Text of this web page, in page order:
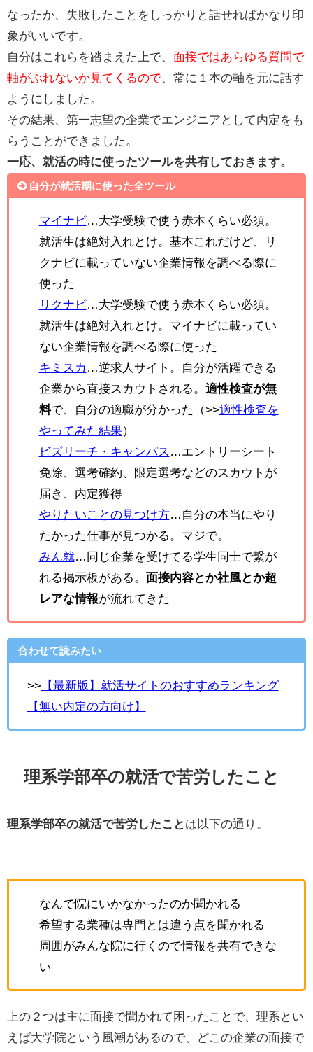
なったか、失敗したことをしっかりと話せればかなり印
象がいいです。
自分はこれらを踏まえた上で、 面接ではあらゆる質問で
軸がぶれないか見てくるので、常に１本の軸を元に話す
ようにしました。
その結果、第一志望の企業でエンジニアとして内定をも
らうことができました。
一応、就活の時に使ったツールを共有しておきます。
自分が就活期に使った全ツール
マイナビ…大学受験で使う赤本くらい必須。
就活生は絶対入れとけ。基本これだけど、リ
クナビに載っていない企業情報を調べる際に
使った
リクナビ…大学受験で使う赤本くらい必須。
就活生は絶対入れとけ。マイナビに載ってい
ない企業情報を調べる際に使った
キミスカ …逆求人サイト。自分が活躍できる
企業から直接スカウトされる。 適性検査が無
料で、自分の適職が分かった（>>適性検査を
やってみた結果）
ビズリーチ・キャンパス
…エントリーシート
免除、選考確約、限定選考などのスカウトが
届き、内定獲得
やりたいことの見つけ方…自分の本当にやり
たかった仕事が見つかる。マジで。
みん就…同じ企業を受けてる学生同士で繋が
れる掲示板がある。 面接内容とか社風とか超
レアな情報が流れてきた
合わせて読みたい
>>【最新版】就活サイトのおすすめランキング
【無い内定の方向け】
理系学部卒の就活で苦労したこと
理系学部卒の就活で苦労したこと は以下の通り。
なんで院にいかなかったのか聞かれる
希望する業種は専門とは違う点を聞かれる
周囲がみんな院に行くので情報を共有できな
い
上の２つは主に面接で聞かれて困ったことで、理系とい
えば大学院という風潮があるので、どこの企業の面接で